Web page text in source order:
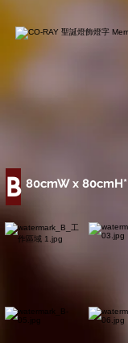
B 80cmW x 80cmH*